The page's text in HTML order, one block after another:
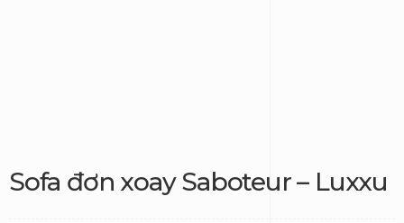
Sofa đơn xoay Saboteur – Luxxu